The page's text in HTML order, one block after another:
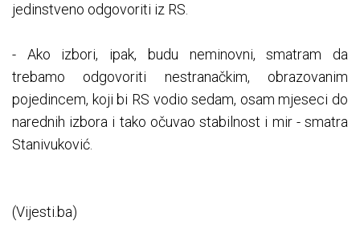
jedinstveno odgovoriti iz RS.
- Ako izbori, ipak, budu neminovni, smatram da
trebamo odgovoriti nestranačkim, obrazovanim
pojedincem, koji bi RS vodio sedam, osam mjeseci do
narednih izbora i tako očuvao stabilnost i mir - smatra
Stanivuković.
(Vijesti.ba)